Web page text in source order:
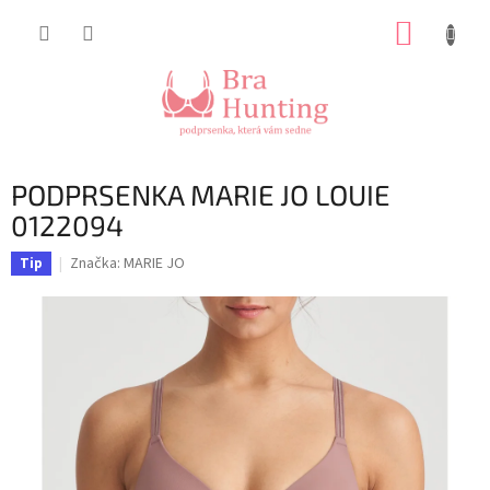
PODPRSENKA MARIE JO LOUIE
0122094
Tip Značka: MARIE JO